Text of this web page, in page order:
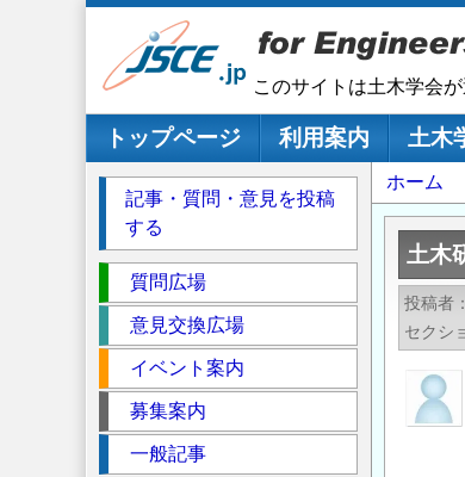
このサイトは土木学会
メインナビゲーション
トップページ 利用案内 土木
パ
ン
ず
ホーム
土木
投稿者
セクシ
主
記事・質問・意見を投稿
する
ク
シ
質問広場
意見交換広場
イベント案内
募集案内
一般記事